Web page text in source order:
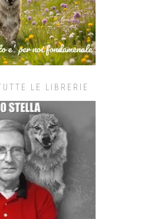
LE LIBRERIE